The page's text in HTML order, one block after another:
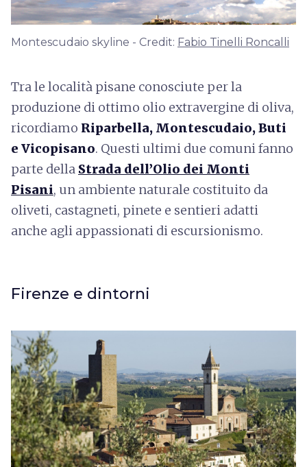
Montescudaio skyline - Credit: Fabio Tinelli Roncalli
Tra le località pisane conosciute per la
produzione di ottimo olio extravergine di oliva,
ricordiamo Riparbella, Montescudaio, Buti
e Vicopisano. Questi ultimi due comuni fanno
parte della Strada dell’Olio dei Monti
Pisani, un ambiente naturale costituito da
oliveti, castagneti, pinete e sentieri adatti
anche agli appassionati di escursionismo.
Firenze e dintorni